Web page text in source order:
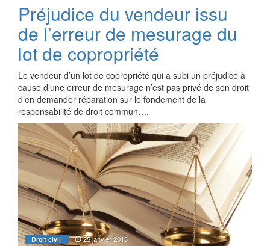
Préjudice du vendeur issu
de l’erreur de mesurage du
lot de copropriété
Le vendeur d’un lot de copropriété qui a subi un préjudice à
cause d’une erreur de mesurage n’est pas privé de son droit
d’en demander réparation sur le fondement de la
responsabilité de droit commun….
Droit civil 25 janvier 2013